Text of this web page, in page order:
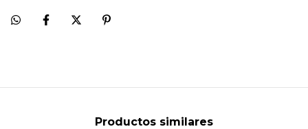
Productos similares